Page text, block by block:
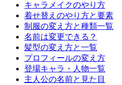
キャラメイクのやり方
着せ替えのやり方と要素
制服の変え方と種類一覧
名前は変更できる？
髪型の変え方と一覧
プロフィールの変え方
登場キャラ・人物一覧
主人公の名前と見た目